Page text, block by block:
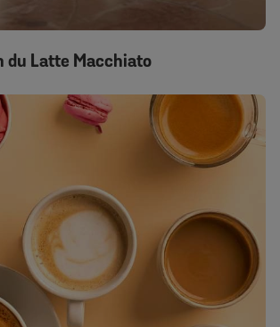
du Latte Macchiato